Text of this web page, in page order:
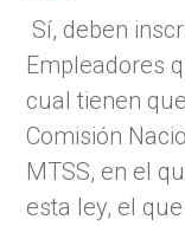
Sí, deben
Empleadores
cual tienen
Comisión
MTSS, en el
esta ley, el